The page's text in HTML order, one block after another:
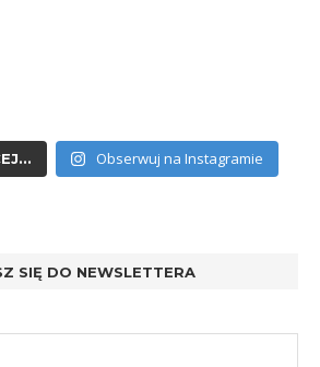
Obserwuj na Instagramie
SIĘ DO NEWSLETTERA